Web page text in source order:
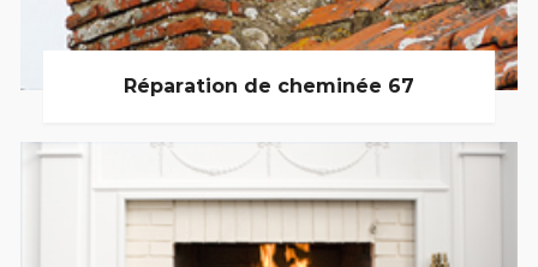
Réparation de cheminée 67